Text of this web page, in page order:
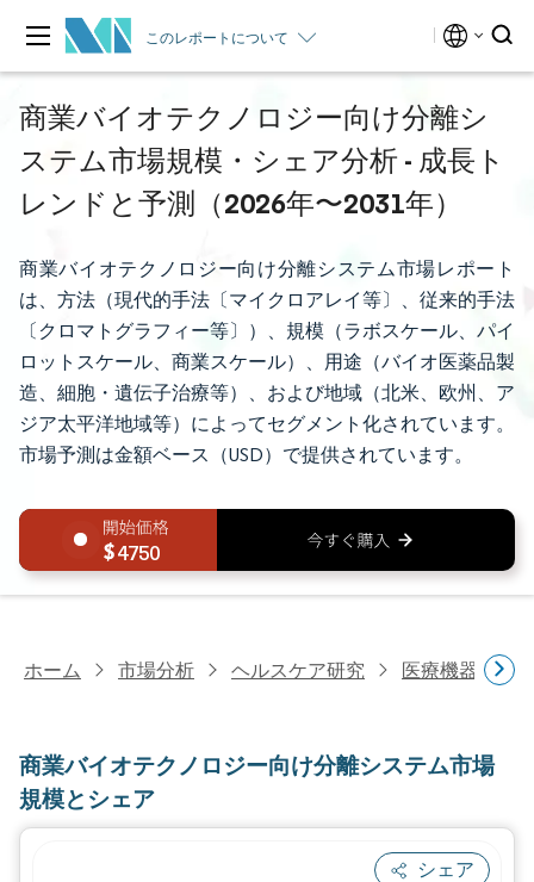
このレポートについて
商業バイオテクノロジー向け分離シ
ステム市場規模・シェア分析 - 成長ト
レンドと予測（2026年〜2031年）
商業バイオテクノロジー向け分離システム市場レポート
は、方法（現代的手法〔マイクロアレイ等〕、従来的手法
〔クロマトグラフィー等〕）、規模（ラボスケール、パイ
ロットスケール、商業スケール）、用途（バイオ医薬品製
造、細胞・遺伝子治療等）、および地域（北米、欧州、ア
ジア太平洋地域等）によってセグメント化されています。
市場予測は金額ベース（USD）で提供されています。
4750
ホーム 市場分析 ヘルスケア研究 医療機器研究
商業バイオテクノロジー向け分離システム市場
規模とシェア
シェア